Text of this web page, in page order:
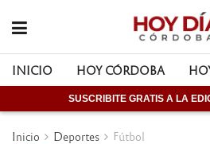
INICIO HOY CÓRDOBA
SUSCRIBITE GRATIS A LA
Inicio Deportes Fútbol